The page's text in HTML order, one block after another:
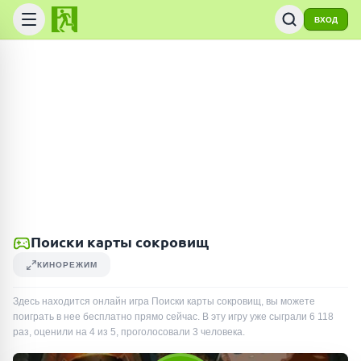
ВХОД
Поиски карты сокровищ
КИНОРЕЖИМ
Здесь находится онлайн игра Поиски карты сокровищ, вы можете
поиграть в нее бесплатно прямо сейчас. В эту игру уже сыграли 6 118
раз, оценили на 4 из 5, проголосовали 3 человека.